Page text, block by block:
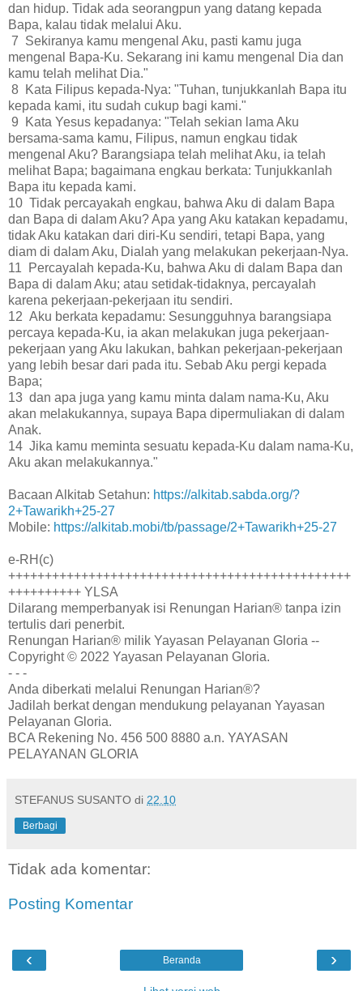
dan hidup. Tidak ada seorangpun yang datang kepada
Bapa, kalau tidak melalui Aku.
7 Sekiranya kamu mengenal Aku, pasti kamu juga
mengenal Bapa-Ku. Sekarang ini kamu mengenal Dia dan
kamu telah melihat Dia."
8 Kata Filipus kepada-Nya: "Tuhan, tunjukkanlah Bapa itu
kepada kami, itu sudah cukup bagi kami."
9 Kata Yesus kepadanya: "Telah sekian lama Aku
bersama-sama kamu, Filipus, namun engkau tidak
mengenal Aku? Barangsiapa telah melihat Aku, ia telah
melihat Bapa; bagaimana engkau berkata: Tunjukkanlah
Bapa itu kepada kami.
10 Tidak percayakah engkau, bahwa Aku di dalam Bapa
dan Bapa di dalam Aku? Apa yang Aku katakan kepadamu,
tidak Aku katakan dari diri-Ku sendiri, tetapi Bapa, yang
diam di dalam Aku, Dialah yang melakukan pekerjaan-Nya.
11 Percayalah kepada-Ku, bahwa Aku di dalam Bapa dan
Bapa di dalam Aku; atau setidak-tidaknya, percayalah
karena pekerjaan-pekerjaan itu sendiri.
12 Aku berkata kepadamu: Sesungguhnya barangsiapa
percaya kepada-Ku, ia akan melakukan juga pekerjaan-
pekerjaan yang Aku lakukan, bahkan pekerjaan-pekerjaan
yang lebih besar dari pada itu. Sebab Aku pergi kepada
Bapa;
13 dan apa juga yang kamu minta dalam nama-Ku, Aku
akan melakukannya, supaya Bapa dipermuliakan di dalam
Anak.
14 Jika kamu meminta sesuatu kepada-Ku dalam nama-Ku,
Aku akan melakukannya."
Bacaan Alkitab Setahun: https://alkitab.sabda.org/?
2+Tawarikh+25-27
Mobile: https://alkitab.mobi/tb/passage/2+Tawarikh+25-27
e-RH(c)
+++++++++++++++++++++++++++++++++++++++++++++++
++++++++++ YLSA
Dilarang memperbanyak isi Renungan Harian® tanpa izin
tertulis dari penerbit.
Renungan Harian® milik Yayasan Pelayanan Gloria --
Copyright © 2022 Yayasan Pelayanan Gloria.
- - -
Anda diberkati melalui Renungan Harian®?
Jadilah berkat dengan mendukung pelayanan Yayasan
Pelayanan Gloria.
BCA Rekening No. 456 500 8880 a.n. YAYASAN
PELAYANAN GLORIA
STEFANUS SUSANTO di 22.10
Berbagi
Tidak ada komentar:
Posting Komentar
‹ ›
Beranda